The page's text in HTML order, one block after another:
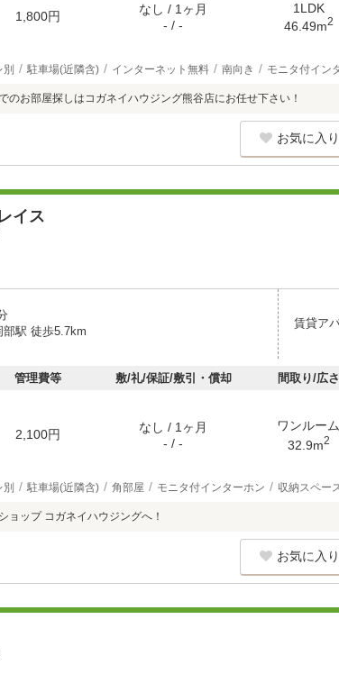
1,800円
なし / 1ヶ月
- / -
1LDK
46.49m2
駐車場(近隣含) インターネット無料 南向き モニタ付イン
のお部屋探しはコガネイハウジング熊谷店にお任せ下さい！
お気に入
イス
駅 徒歩5.7km
賃貸ア
管理費等 敷/礼/保証/敷引・償却 間取り/広さ
2,100円
なし / 1ヶ月
- / -
ワンルーム
32.9m2
駐車場(近隣含) 角部屋 モニタ付インターホン 収納スペー
ョップ コガネイハウジングへ！
お気に入